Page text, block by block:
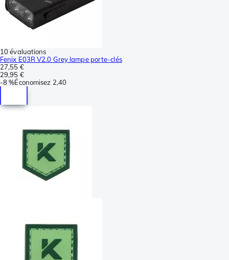
10 évaluations
Fenix E03R V2.0 Grey lampe porte-clés
27,55 €
29,95 €
-8 %Économisez 2,40